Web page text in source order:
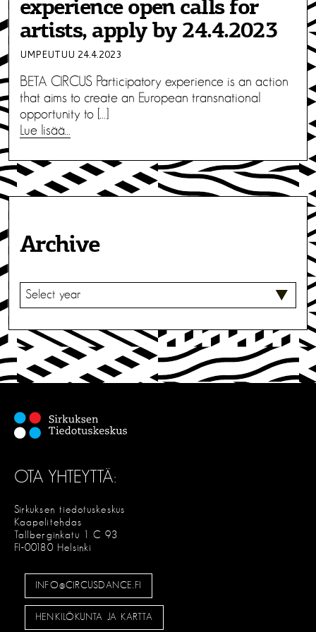
experience open calls for
artists, apply by 24.4.2023
UMPEUTUU 24.4.2023
BETA CIRCUS Participatory experience is an action
that aims to create an European transnational
opportunity to […]
Lue lisää…
Archive
V
I
T
E
OTA YHTEYTTÄ:
Sirkuksen tiedotuskeskus
Kaapelitehdas
Tallberginkatu 1 C 93
FI-00180 Helsinki
INFO@CIRCUSDANCE.FI
HENKILÖKUNTA JA KARTTA